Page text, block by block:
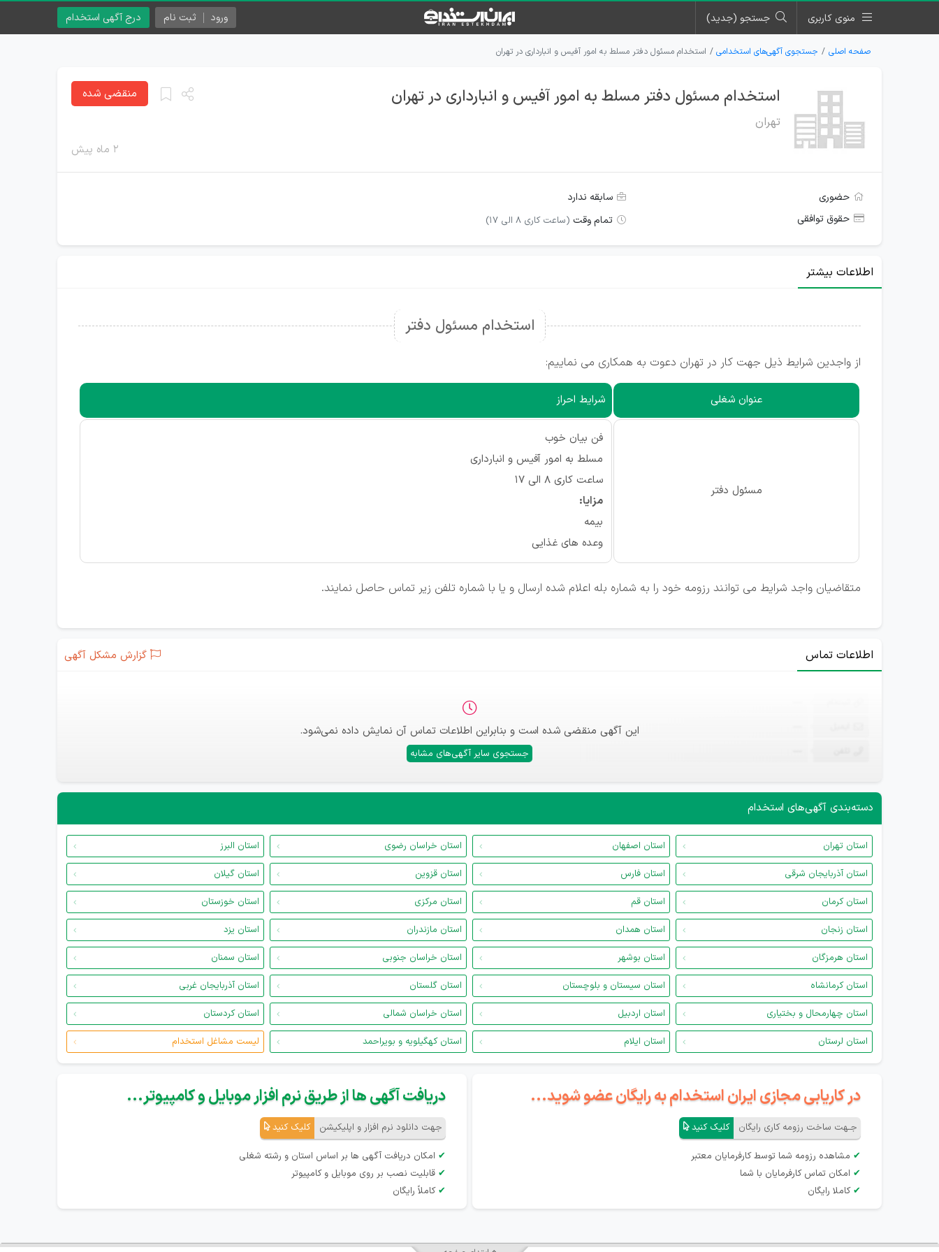
منوی کاربری جستجو (جدید) درج آگهی استخدام ورود ثبت نام
صفحه اصلی جستجوی آگهی‌های استخدامی استخدام مسئول دفتر مسلط به امور آفیس و انبارداری در تهران
استخدام مسئول دفتر مسلط به امور آفیس و انبارداری در تهران
تهران
۲ ماه پیش
منقضی شده
حضوری
سابقه ندارد
حقوق توافقی
تمام وقت (ساعت کاری 8 الی 17)
اطلاعات بیشتر
استخدام مسئول دفتر
از واجدین شرایط ذیل جهت کار در تهران دعوت به همکاری می نماییم:
عنوان شغلی شرایط احراز
مسئول دفتر
فن بیان خوب
مسلط به امور آفیس و انبارداری
ساعت کاری 8 الی 17
مزایا:
بیمه
وعده های غذایی
متقاضیان واجد شرایط می توانند رزومه خود را به شماره بله اعلام شده ارسال و یا با شماره تلفن زیر تماس حاصل نمایند.
اطلاعات تماس گزارش مشکل آگهی
این آگهی منقضی شده است و بنابراین اطلاعات تماس آن نمایش داده نمی‌شود.
جستجوی سایر آگهی‌های مشابه
دسته‌بندی آگهی‌های استخدام
استان تهران استان اصفهان استان خراسان رضوی
استان البرز
استان آذربایجان شرقی
استان فارس استان قزوین
استان گیلان
استان کرمان
استان قم استان مرکزی
استان خوزستان
استان زنجان
استان همدان استان مازندران
استان یزد
استان هرمزگان
استان بوشهر استان خراسان جنوبی
استان سمنان
استان کرمانشاه
استان سیستان و بلوچستان استان گلستان
استان آذربایجان غربی
استان چهارمحال و بختیاری
استان اردبیل استان خراسان شمالی
استان کردستان
استان لرستان
استان ایلام استان کهگیلویه و بویراحمد لیست مشاغل استخدام
در کاریابی مجازی ایران استخدام به رایگان عضو شوید...
جـهت ساخت رزومه کاری رایگان کلیک کنید
✔ مشاهده رزومه شما توسط کارفرمایان معتبر
✔ امکان تماس کارفرمایان با شما
✔ کاملا رایگان
دریافت آگهی ها از طریق نرم افزار موبایل و کامپیوتر...
جهت دانلود نرم افزار و اپلیکیشن کلیک کنید
✔ امکان دریافت آگهی ها بر اساس استان و رشته شغلی
✔ قابلیت نصب بر روی موبایل و کامپیوتر
✔ کاملاً رایگان